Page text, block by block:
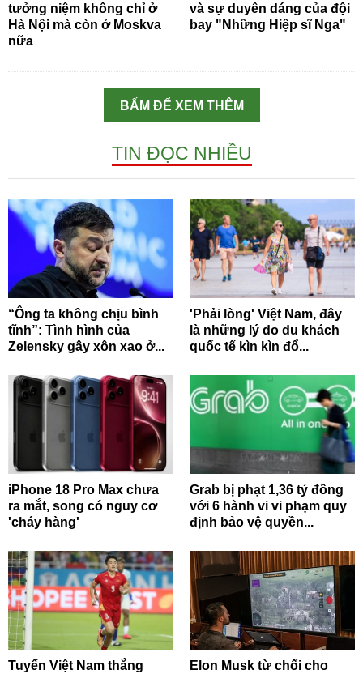
tưởng niệm không chỉ ở
Hà Nội mà còn ở Moskva
nữa
và sự duyên dáng của đội
bay "Những Hiệp sĩ Nga"
BẤM ĐỂ XEM THÊM
TIN ĐỌC NHIỀU
“Ông ta không chịu bình
tĩnh”: Tình hình của
Zelensky gây xôn xao ở...
'Phải lòng' Việt Nam, đây
là những lý do du khách
quốc tế kìn kìn đổ...
iPhone 18 Pro Max chưa
ra mắt, song có nguy cơ
'cháy hàng'
Grab bị phạt 1,36 tỷ đồng
với 6 hành vi vi phạm quy
định bảo vệ quyền...
Tuyển Việt Nam thắng
Elon Musk từ chối cho